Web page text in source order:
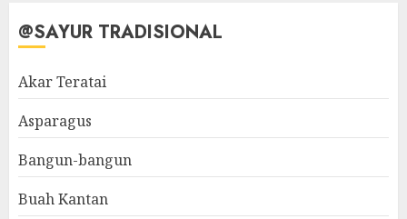
@SAYUR TRADISIONAL
Akar Teratai
Asparagus
Bangun-bangun
Buah Kantan